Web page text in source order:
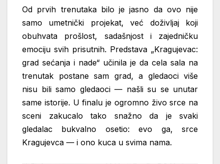
Od prvih trenutaka bilo je jasno da ovo nije
samo umetnički projekat, već doživljaj koji
obuhvata prošlost, sadašnjost i zajedničku
emociju svih prisutnih. Predstava „Kragujevac:
grad sećanja i nade“ učinila je da cela sala na
trenutak postane sam grad, a gledaoci više
nisu bili samo gledaoci — našli su se unutar
same istorije. U finalu je ogromno živo srce na
sceni zakucalo tako snažno da je svaki
gledalac bukvalno osetio: evo ga, srce
Kragujevca — i ono kuca u svima nama.